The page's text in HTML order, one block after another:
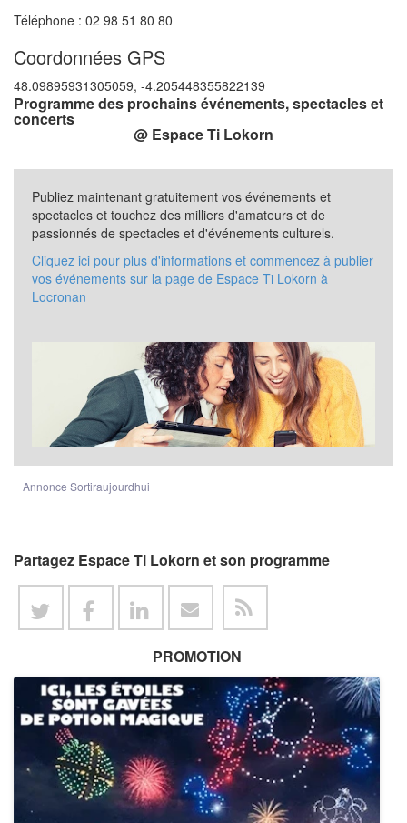
Téléphone : 02 98 51 80 80
Coordonnées GPS
48.09895931305059, -4.205448355822139
Programme des prochains événements, spectacles et
concerts
@ Espace Ti Lokorn
Publiez maintenant gratuitement vos événements et
spectacles et touchez des milliers d'amateurs et de
passionnés de spectacles et d'événements culturels.
Cliquez ici pour plus d'informations et commencez à publier
vos événements sur la page de Espace Ti Lokorn à
Locronan
Annonce Sortiraujourdhui
Partagez Espace Ti Lokorn et son programme
PROMOTION